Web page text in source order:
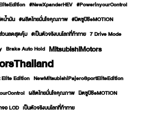
#NewXpanderHEV #PowerinyourControl
น้ำมัน #ผลิตไทยมั่นใจคุณภาพ #มิตซูบิชิeMOTION
วนลดสุดคุ้ม #เป็นตัวจริงบนโลกที่ท้าทาย 7 Drive Mode
Brake Auto Hold MitsubishiMotors
Edition NewMitsubishiPajeroSportEliteEdition
ผลิตไทยมั่นใจคุณภาพ มิตซูบิชิeMOTION
จอ LCD เป็นตัวจริงบนโลกที่ท้าทาย